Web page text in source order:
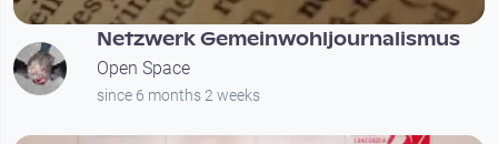
Netzwerk Gemeinwohljournalismus
Open Space
since 6 months 2 weeks